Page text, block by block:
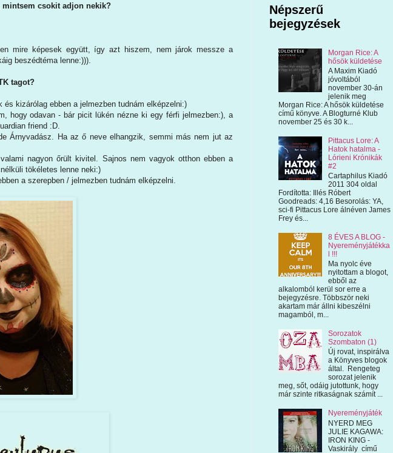
mintsem csokit adjon nekik?
mire képesek együtt, így azt hiszem, nem járok messze a
beszédtéma lenne:))).
tagot?
kizárólag ebben a jelmezben tudnám elképzelni:)
hogy odavan - bár picit lükén nézne ki egy férfi jelmezben:), a
friend :D.
Árnyvadász. Ha az ő neve elhangzik, semmi más nem jut az
nagyon őrült kivitel. Sajnos nem vagyok otthon ebben a
tökéletes lenne neki:)
a szerepben / jelmezben tudnám elképzelni.
Népszerű
bejegyzések
Morgan Rice: A
hősök küldetése
A Maxim Kiadó
jóvoltából
november 30-án
jelenik meg
Morgan Rice: A hősök küldetése
című könyve. A Blogturné Klub
november 25 és 30 k...
Pittacus Lore: A
Hatok hatalma -
Lórieni Krónikák
#2
Cartaphilus Kiadó
2011 304 oldal
Fordította: Illés Róbert
Goodreads: 4,16 Besorolás: YA,
sci-fi Pittacus Lore álnéven James
Frey és...
8 ÉVES A BLOG -
Nyereményjátékka
l !!!
Ma nyolc éve
nyitottam a blogot,
ebből az
alkalomból kerül sor erre a
bejegyzésre. Többször neki
akartam már állni kibeszélni
magamból, m...
Sorozatok
Szombaton (1)
Új rovat, inspirálva
a Könyves blogok
által. Rengeteg
sorozat jelenik
meg, sőt, odáig jutottunk, hogy
már szinte ritkaságnak számít ...
Nyereményjáték
NYERD MEG
JULIE KAGAWA:
IRON KING -
Vaskirály című